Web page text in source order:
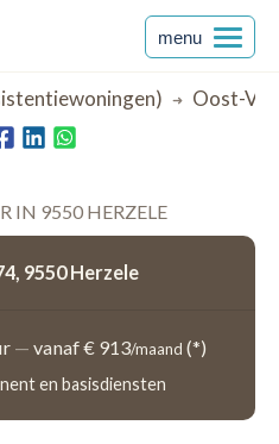
menu
Oost-
IN 9550 HERZELE
9550 Herzele
— vanaf € 913/maand (*)
en basisdiensten